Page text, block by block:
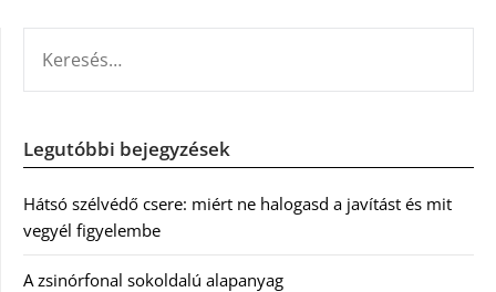
Legutóbbi bejegyzések
Hátsó szélvédő csere: miért ne halogasd a javítást és mit
vegyél figyelembe
A zsinórfonal sokoldalú alapanyag